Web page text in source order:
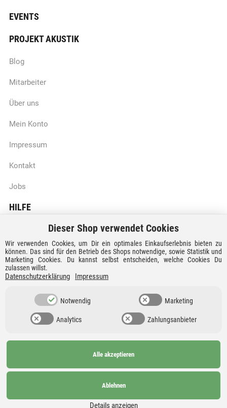
EVENTS
PROJEKT AKUSTIK
Blog
Mitarbeiter
Über uns
Mein Konto
Impressum
Kontakt
Jobs
HILFE
Batteriegesetzhinweise
Vertrag widerrufen
Versandkosten und Lieferzeiten
Zahlungsarten
Widerrufsrecht
Datenschutz
versandkostenfrei nach
Dieser Shop verwendet Cookies
Wir verwenden Cookies, um Dir ein optimales Einkaufserlebnis bieten zu
können. Das sind für den Betrieb des Shops notwendige, sowie Statistik und
Marketing Cookies. Du kannst selbst entscheiden, welche Cookies Du
zulassen willst.
Datenschutzerklärung Impressum
Notwendig Marketing
Analytics Zahlungsanbieter
Alle akzeptieren
Ablehnen
Details anzeigen